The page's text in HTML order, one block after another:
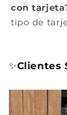
con
tipo de
✨Clientes